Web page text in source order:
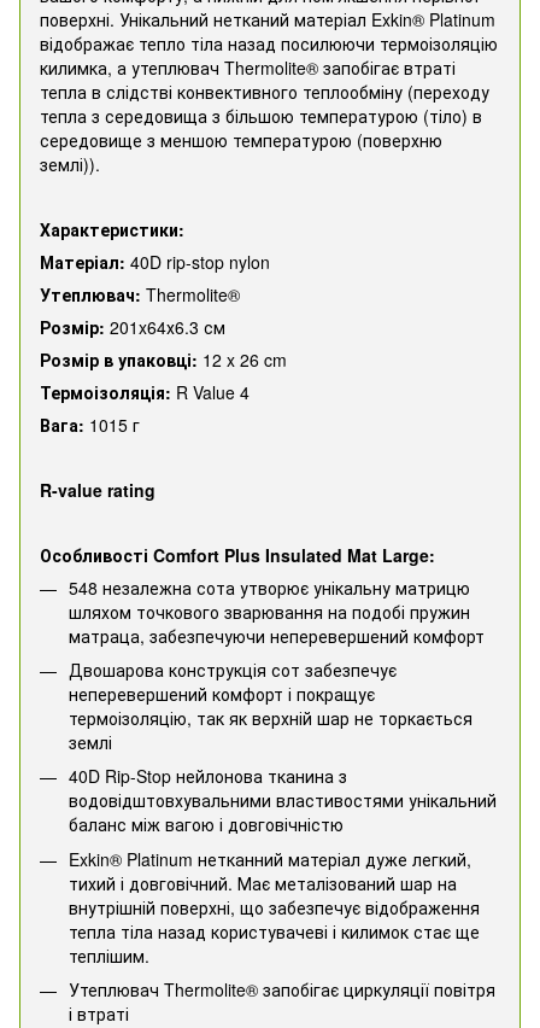
поверхні. Унікальний нетканий матеріал Exkin® Platinum
відображає тепло тіла назад посилюючи термоізоляцію
килимка, а утеплювач Thermolite® запобігає втраті
тепла в слідстві конвективного теплообміну (переходу
тепла з середовища з більшою температурою (тіло) в
середовище з меншою температурою (поверхню
землі)).
Характеристики:
Матеріал: 40D rip-stop nylon
Утеплювач: Thermolite®
Розмір: 201x64х6.3 см
Розмір в упаковці: 12 x 26 cm
Термоізоляція: R Value 4
Вага: 1015 г
R-value rating
Особливості Comfort Plus Insulated Mat Large:
548 незалежна сота утворює унікальну матрицю
шляхом точкового зварювання на подобі пружин
матраца, забезпечуючи неперевершений комфорт
Двошарова конструкція сот забезпечує
неперевершений комфорт і покращує
термоізоляцію, так як верхній шар не торкається
землі
40D Rip-Stop нейлонова тканина з
водовідштовхувальними властивостями унікальний
баланс між вагою і довговічністю
Exkin® Platinum нетканний матеріал дуже легкий,
тихий і довговічний. Має металізований шар на
внутрішній поверхні, що забезпечує відображення
тепла тіла назад користувачеві і килимок стає ще
теплішим.
Утеплювач Thermolite® запобігає циркуляції повітря
і втраті